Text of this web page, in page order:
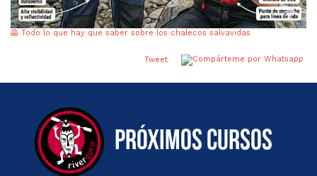
🦺 Todo lo que hay que saber sobre los chalecos salvavidas
Tweet
Próximos cursos